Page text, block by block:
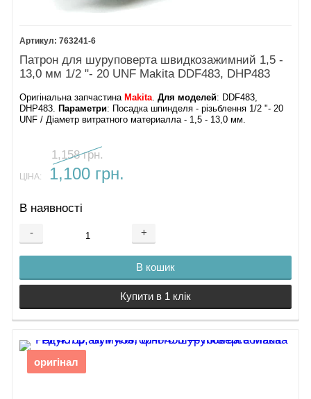
763241-6
Патрон для шуруповерта швидкозажимний 1,5 -
13,0 мм 1/2 "- 20 UNF Makita DDF483, DHP483
Оригінальна запчастина Makita .Для моделей: DDF483,
DHP483.
Параметри: Посадка шпинделя - різьблення 1/2 "- 20
UNF / Діаметр витратного материалла - 1,5 - 13,0 мм.
1,158 грн.
ЦІНА: 1,100 грн.
В наявності
- +
В кошик
Купити в 1 клік
оригінал